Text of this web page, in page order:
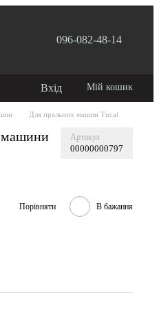
096-082-48-14
Вхід Мій кошик
Для пральних машин Tucai
машини
Артикул
00000000797
Порівняти В бажання